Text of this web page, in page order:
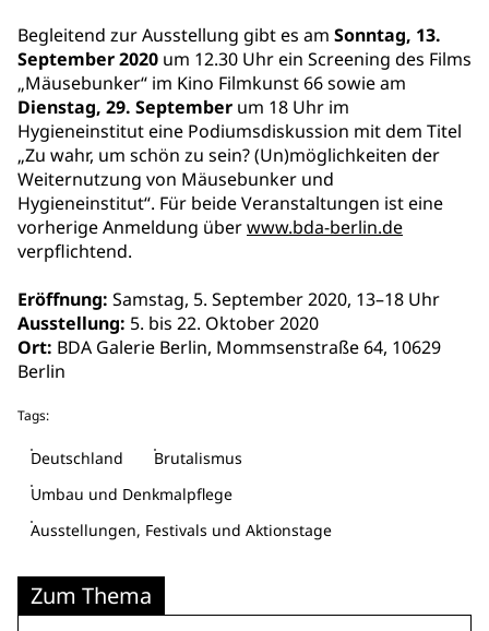
Begleitend zur Ausstellung gibt es am Sonntag, 13.
September 2020 um 12.30 Uhr ein Screening des Films
„Mäusebunker“ im Kino Filmkunst 66 sowie am
Dienstag, 29. September um 18 Uhr im
Hygieneinstitut eine Podiumsdiskussion mit dem Titel
„Zu wahr, um schön zu sein? (Un)möglichkeiten der
Weiternutzung von Mäusebunker und
Hygieneinstitut“. Für beide Veranstaltungen ist eine
vorherige Anmeldung überwww.bda-berlin.de
verpflichtend.
Eröffnung: Samstag, 5. September 2020, 13–18 Uhr
Ausstellung: 5. bis 22. Oktober 2020
Ort: BDA Galerie Berlin, Mommsenstraße 64, 10629
Berlin
Tags:
Deutschland
Brutalismus
Umbau und Denkmalpflege
Ausstellungen, Festivals und Aktionstage
Zum Thema